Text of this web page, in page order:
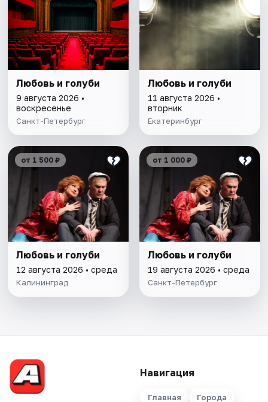
Любовь и голуби
9 августа 2026 •
воскресенье
Санкт-Петербург
Любовь и голуби
11 августа 2026 •
вторник
Екатеринбург
от 1 500 ₽
Любовь и голуби
12 августа 2026 • среда
Калининград
от 1 000 ₽
Любовь и голуби
19 августа 2026 • среда
Санкт-Петербург
Навигация
Главная Города